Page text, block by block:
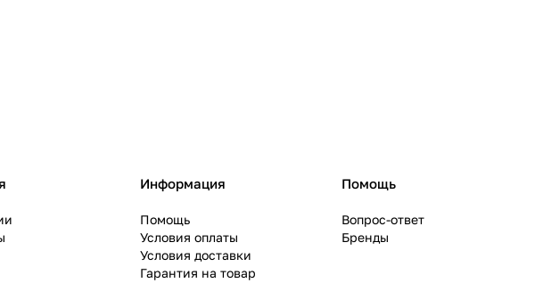
Информация
Помощь
Условия оплаты
Условия доставки
Гарантия на товар
Помощь
Вопрос-ответ
Бренды